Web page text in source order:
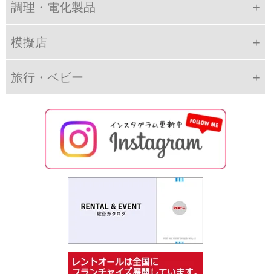
調理・電化製品
模擬店
旅行・ベビー